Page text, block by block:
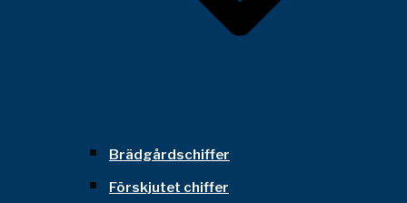
Brädgårdschiffer
Förskjutet chiffer